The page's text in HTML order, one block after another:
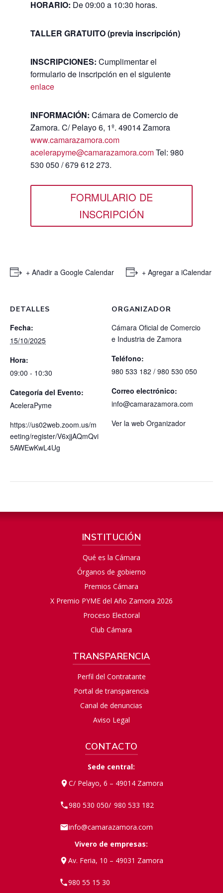
HORARIO: De 09:00 a 10:30 horas.
TALLER GRATUITO (previa inscripción)
INSCRIPCIONES: Cumplimentar el
formulario de inscripción en el siguiente
enlace
INFORMACIÓN: Cámara de Comercio de
Zamora. C/ Pelayo 6, 1º. 49014 Zamora
www.camarazamora.com
acelerapyme@camarazamora.comTel: 980
530 050 / 679 612 273.
FORMULARIO DE
INSCRIPCIÓN
+ Añadir a Google Calendar + Agregar a iCalendar
DETALLES
Fecha:
15/10/2025
Hora:
09:00 - 10:30
Categoría del Evento:
AceleraPyme
https://us02web.zoom.us/m
eeting/register/V6xjjAQmQvi
5AWEwKwL4Ug
ORGANIZADOR
Cámara Oficial de Comercio
e Industria de Zamora
Teléfono:
980 533 182 / 980 530 050
Correo electrónico:
info@camarazamora.com
Ver la web Organizador
INSTITUCIÓN
Qué es la Cámara
Órganos de gobierno
Premios Cámara
X Premio PYME del Año Zamora 2026
Proceso Electoral
Club Cámara
TRANSPARENCIA
Perfil del Contratante
Portal de transparencia
Canal de denuncias
Aviso Legal
CONTACTO
Sede central:
C/ Pelayo, 6 – 49014 Zamora
980 530 050/ 980 533 182
info@camarazamora.com
Vivero de empresas:
Av. Feria, 10 – 49031 Zamora
980 55 15 30